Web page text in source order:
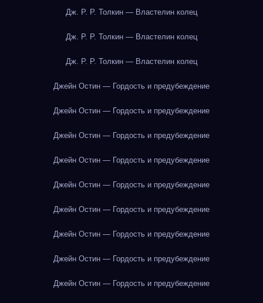
Дж. Р. Р. Толкин — Властелин колец
Дж. Р. Р. Толкин — Властелин колец
Дж. Р. Р. Толкин — Властелин колец
Джейн Остин — Гордость и предубеждение
Джейн Остин — Гордость и предубеждение
Джейн Остин — Гордость и предубеждение
Джейн Остин — Гордость и предубеждение
Джейн Остин — Гордость и предубеждение
Джейн Остин — Гордость и предубеждение
Джейн Остин — Гордость и предубеждение
Джейн Остин — Гордость и предубеждение
Джейн Остин — Гордость и предубеждение